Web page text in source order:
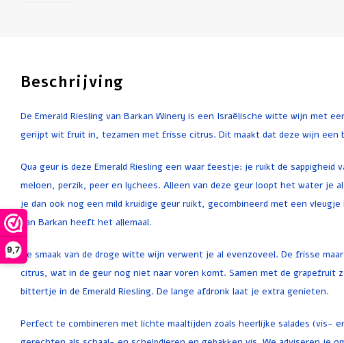
9,7
Beschrijving
De Emerald Riesling van Barkan Winery is een Israëlische witte wijn met
gerijpt wit fruit in, tezamen met frisse citrus. Dit maakt dat deze wijn een
Qua geur is deze Emerald Riesling een waar feestje: je ruikt de
meloen, perzik, peer en lychees. Alleen van deze geur loopt het water je
je dan ook nog een mild kruidige geur ruikt, gecombineerd met een
van Barkan heeft het allemaal.
De smaak van de droge witte wijn verwent je al evenzoveel. De frisse
citrus, wat in de geur nog niet naar voren komt. Samen met de grapefruit
bittertje in de Emerald Riesling. De lange afdronk laat je extra genieten.
Perfect te combineren met lichte maaltijden zoals heerlijke salades (vis-